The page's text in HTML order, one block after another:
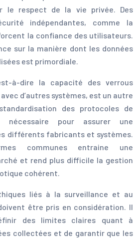
le respect de la vie privée. Des
indépendantes, comme la
la confiance des utilisateurs.
sur la manière dont les données
est primordiale.
à-dire la capacité des verrous
d’autres systèmes, est un autre
des protocoles de
nécessaire pour assurer une
différents fabricants et systèmes.
communes entraine une
et rend plus difficile la gestion
cohérent.
liés à la surveillance et au
être pris en considération. Il
des limites claires quant à
collectées et de garantir que les